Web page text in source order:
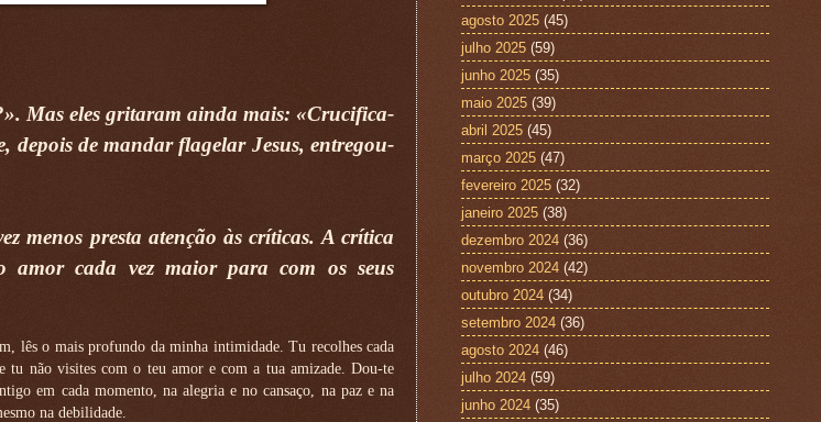
Mas eles gritaram ainda mais: «Crucifica-
de mandar flagelar Jesus, entregou-
menos presta atenção às críticas. A crítica
cada vez maior para com os seus
lês o mais profundo da minha intimidade. Tu recolhes cada
tu não visites com o teu amor e com a tua amizade. Dou-te
em cada momento, na alegria e no cansaço, na paz e na
na debilidade.
agosto 2025 (45)
julho 2025 (59)
junho 2025 (35)
maio 2025 (39)
abril 2025 (45)
março 2025 (47)
fevereiro 2025 (32)
janeiro 2025 (38)
dezembro 2024 (36)
novembro 2024 (42)
outubro 2024 (34)
setembro 2024 (36)
agosto 2024 (46)
julho 2024 (59)
junho 2024 (35)